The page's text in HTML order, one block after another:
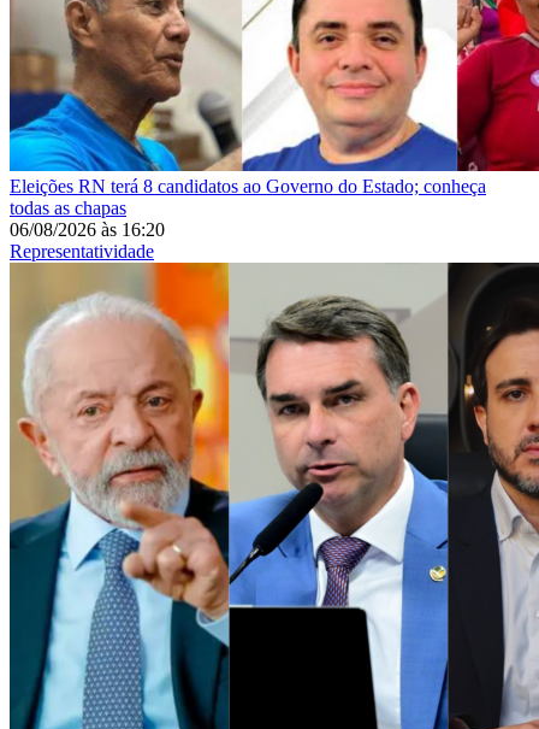
Eleições RN terá 8 candidatos ao Governo do Estado; conheça
todas as chapas
06/08/2026 às 16:20
Representatividade